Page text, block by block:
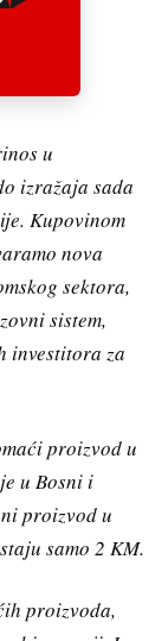
u
izražaja sada
Kupovinom
nova
sektora,
sistem,
investitora za
proizvod u
u Bosni i
proizvod u
samo 2 KM.
proizvoda,